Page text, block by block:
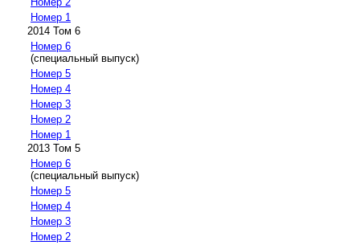
Номер 1
2014 Том 6
Номер 6
(специальный выпуск)
Номер 5
Номер 4
Номер 3
Номер 2
Номер 1
2013 Том 5
Номер 6
(специальный выпуск)
Номер 5
Номер 4
Номер 3
Номер 2